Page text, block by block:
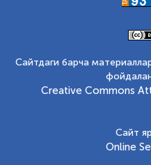
Сайтдаги барча
Creative Commons
Сайт
Online